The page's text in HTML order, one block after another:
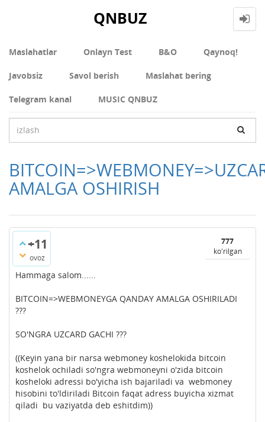
QNBUZ
Maslahatlar Onlayn Test В&О Qaynoq!
Javobsiz Savol berish Maslahat bering
Telegram kanal MUSIC QNBUZ
AMALGA OSHIRISH
+11
ovoz
777
ko'rilgan
Hammaga salom......
BITCOIN=>WEBMONEYGA QANDAY AMALGA OSHIRILADI
???
SO'NGRA UZCARD GACHI ???
((Keyin yana bir narsa webmoney koshelokida bitcoin
koshelok ochiladi so'ngra webmoneyni o'zida bitcoin
kosheloki adressi bo'yicha ish bajariladi va webmoney
hisobini to'ldiriladi Bitcoin faqat adress buyicha xizmat
qiladi bu vaziyatda deb eshitdim))